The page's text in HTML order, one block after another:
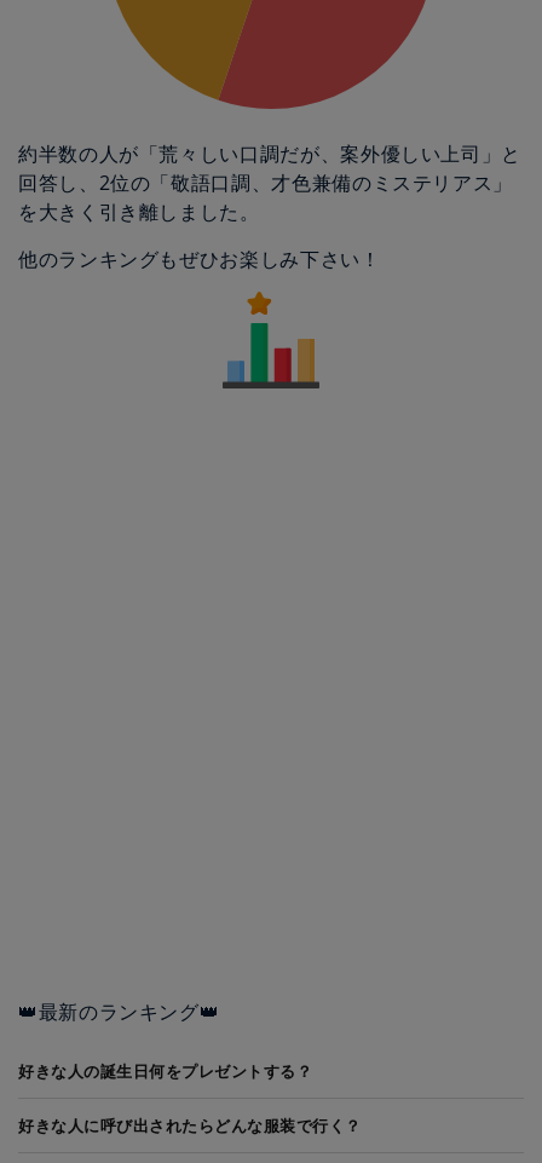
約半数の人が「荒々しい口調だが、案外優しい上司」と
回答し、2位の「敬語口調、才色兼備のミステリアス」
を大きく引き離しました。
他のランキングもぜひお楽しみ下さい！
👑最新のランキング👑
好きな人の誕生日何をプレゼントする？
好きな人に呼び出されたらどんな服装で行く？